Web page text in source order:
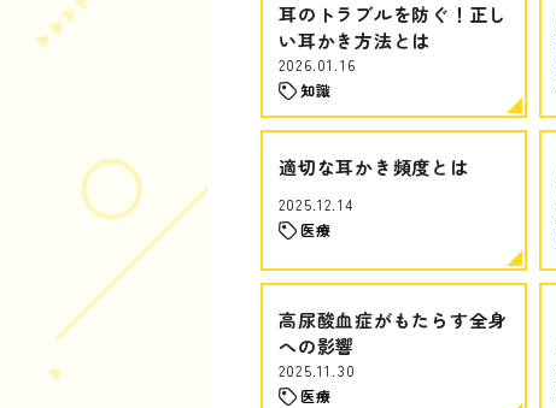
耳のトラブルを防ぐ！正し
い耳かき方法とは
2026.01.16
知識
適切な耳かき頻度とは
2025.12.14
医療
高尿酸血症がもたらす全身
への影響
2025.11.30
医療